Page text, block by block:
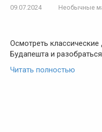
09.07.2024 Необычные
Осмотреть
Будапешта и
Читать полностью